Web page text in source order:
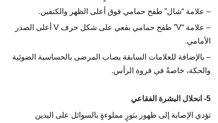
– علامة “شال” طفح حمامي فوق أعلى الظهر والكتفين.
– علامة “V” طفح حمامي بقعي على شكل حرف V أعلى الصدر
الأمامي.
– بالإضافة للعلامات السابقة يصاب المرضى بالحساسية الضوئية
والحكة، خاصةً في فروة الرأس.
5- انحلال البشرة الفقاعي
تؤدي الإصابة إلى ظهور بثورٍ مملوءةٍ بالسوائل على اليدين